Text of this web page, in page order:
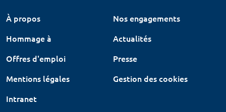
À propos
Nos engagements
Hommage à
Actualités
Offres d'emploi
Presse
Mentions légales
Gestion des cookies
Intranet